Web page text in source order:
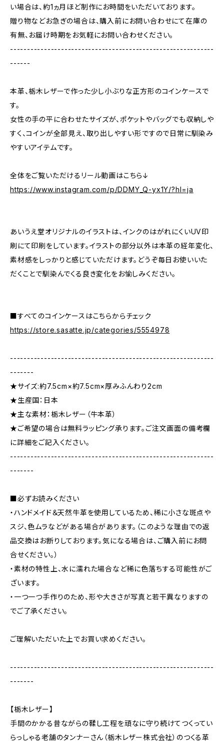
い場合は、約1ヵ月ほど制作にお時間をいただいております。
贈り物などお急ぎの場合は、購入前にお問い合わせにて在庫の
有無、お届け時期をお気軽にお問い合わせください。
------------------------------------------------------------
------
本革、栃木レザーで作った少し小ぶりな正方形のコインケースで
す。
女性の手の平に合わせたサイズが、ポケットやバッグでも収納しや
すく、コインが全部見え、取り出しやすい形ですので日常に馴染み
やすいアイテムです。
全体をご覧いただけるリール動画はこちら↓
https://www.instagram.com/p/DDMY_Q-yx1Y/?hl=ja
あいうえ堂オリジナルのイラストは、インクのはがれにくいUV印
刷にて印刷をしています。イラストの部分以外は本革の経年変化、
素材感をしっかりと感じていただけます。どうぞ毎日お使いいた
だくことで馴染んでくる良き変化をお愉しみください。
■すべてのコインケースはこちらからチェック
https://store.sasatte.jp/categories/5554978
------------------------------------------------------------
-------
★サイズ:約7.5cm×約7.5cm×厚みふんわり2cm
★生産国：日本
★主な素材：栃木レザー（牛本革）
★ご希望の場合は無料ラッピング承ります。ご注文画面の備考欄
に詳細をご記入ください。
------------------------------------------------------------
-------
■必ずお読みください
・ハンドメイド＆天然牛革を使用しているため、稀に小さな斑点や
スジ、色ムラなどがある場合があります。（このような理由での返
品交換はお断りしております。気になる場合は、ご購入前にお問
合せください。）
・素材の特性上、水に濡れた場合など稀に色落ちする可能性がご
ざいます。
・一つ一つ手作りのため、形や大きさが写真と若干異なりますの
でご了承ください。
ご理解いただいた上でお買い求めください。
------------------------------------------------------------
-------
【栃木レザー】
手間のかかる昔ながらの鞣し工程を頑なに守り続けてつくってい
らっしゃる老舗のタンナーさん（栃木レザー株式会社）のつくる革